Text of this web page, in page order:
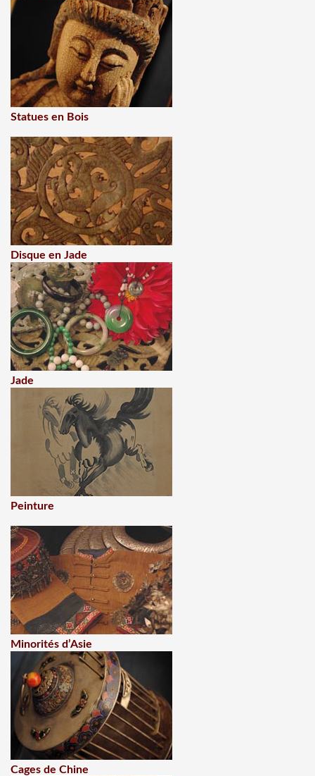
Statues en Bois
Disque en Jade
Jade
Peinture
Minorités d’Asie
Cages de Chine